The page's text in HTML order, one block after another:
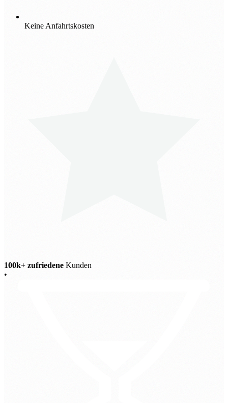
Keine Anfahrtskosten
100k+ zufriedene Kunden
•